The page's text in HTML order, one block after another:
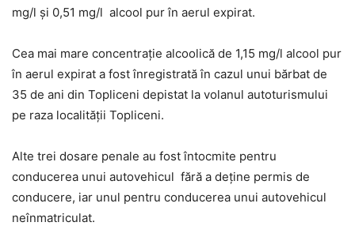
mg/l şi 0,51 mg/l alcool pur în aerul expirat.
Cea mai mare concentrație alcoolică de 1,15 mg/l alcool pur
în aerul expirat a fost înregistrată în cazul unui bărbat de
35 de ani din Topliceni depistat la volanul autoturismului
pe raza localității Topliceni.
Alte trei dosare penale au fost întocmite pentru
conducerea unui autovehicul fără a deține permis de
conducere, iar unul pentru conducerea unui autovehicul
neînmatriculat.